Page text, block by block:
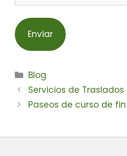
Blog
Servicios de Traslados
Paseos de curso de